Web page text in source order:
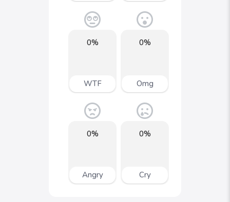
0%
Omg
0%
WTF
0%
Cry
0%
Angry